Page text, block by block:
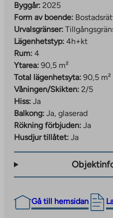
Byggår: 2025
Form av boende:
Urvalsgränser:
Lägenhetstyp: 4h+kt
Rum: 4
Ytarea: 90,5 m²
Total lägenhetsyta: 90,5 m²
Våningen/Skikten: 2/5
Hiss: Ja
Balkong: Ja, glaserad
Rökning förbjuden: Ja
Husdjur tillåtet: Ja
Gå till hemsidan